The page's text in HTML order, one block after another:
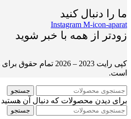
ما را دنبال کنید
Instagram M-icon-aparat
زودتر از همه با خبر شوید
است.
جستجو
برای دیدن محصولات که دنبال آن هستید
جستجو